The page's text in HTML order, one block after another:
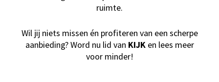
ruimte.
Wil jij niets missen én profiteren van een scherpe
aanbieding? Word nu lid van KIJKen lees meer
voor minder!